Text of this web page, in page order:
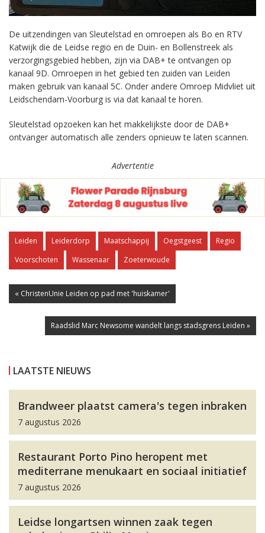
De uitzendingen van Sleutelstad en omroepen als Bo en RTV
Katwijk die de Leidse regio en de Duin- en Bollenstreek als
verzorgingsgebied hebben, zijn via DAB+ te ontvangen op
kanaal 9D. Omroepen in het gebied ten zuiden van Leiden
maken gebruik van kanaal 5C. Onder andere Omroep Midvliet uit
Leidschendam-Voorburg is via dat kanaal te horen.
Sleutelstad opzoeken kan het makkelijkste door de DAB+
ontvanger automatisch alle zenders opnieuw te laten scannen.
Advertentie
Leiden Leiderdorp Maatschappij Oegstgeest
Regio
Voorschoten
Wassenaar Zoeterwoude
« ChristenUnie Leiden op pad met 'huiskamer'
Raadslid Marc Newsome wandelt langs stadsgrens Leiden »
LAATSTE NIEUWS
Brandweer plaatst camera's tegen inbraken
7 augustus 2026
Restaurant Porto Pino heropent met
mediterrane menukaart en sociaal initiatief
7 augustus 2026
Leidse longartsen winnen zaak tegen